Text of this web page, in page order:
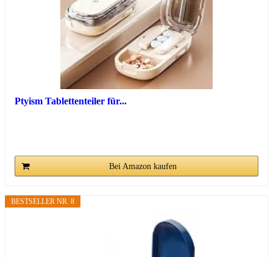
Ptyism Tablettenteiler für...
Bei Amazon kaufen
BESTSELLER NR. 8